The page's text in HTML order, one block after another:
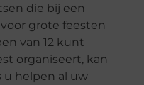
die bij een
grote feesten
van 12 kunt
organiseert, kan
u helpen al uw